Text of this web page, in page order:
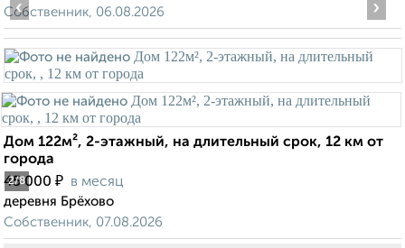
Собственник, 06.08.2026
2/8
‹ ›
Дом 122м², 2-этажный, на длительный срок, 12 км от
города
45 000 ₽ в месяц
деревня Брёхово
Собственник, 07.08.2026